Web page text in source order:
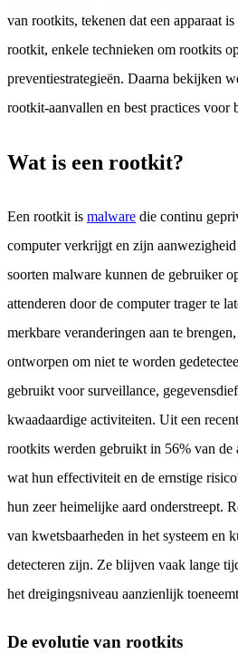
van rootkits, tekenen dat een apparaat
rootkit, enkele technieken om rootkits
preventiestrategieën. Daarna bekijken
rootkit-aanvallen en best practices voor
Wat is een rootkit?
Een rootkit is malware die continu
computer verkrijgt en zijn
soorten malware kunnen de gebruiker
attenderen door de computer trager te
merkbare veranderingen aan te
ontworpen om niet te worden
gebruikt voor surveillance,
kwaadaardige activiteiten. Uit een
rootkits werden gebruikt in 56% van de
wat hun effectiviteit en de ernstige
hun zeer heimelijke aard onderstreept.
van kwetsbaarheden in het systeem en
detecteren zijn. Ze blijven vaak lange
het dreigingsniveau aanzienlijk
De evolutie van rootkits